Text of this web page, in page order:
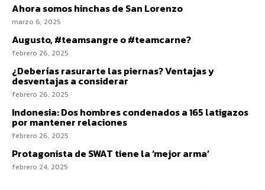
Ahora somos hinchas de San Lorenzo
marzo 6, 2025
Augusto, #teamsangre o #teamcarne?
febrero 26, 2025
¿Deberías rasurarte las piernas? Ventajas y
desventajas a considerar
febrero 26, 2025
Indonesia: Dos hombres condenados a 165 latigazos
por mantener relaciones
febrero 26, 2025
Protagonista de SWAT tiene la ‘mejor arma’
febrero 24, 2025